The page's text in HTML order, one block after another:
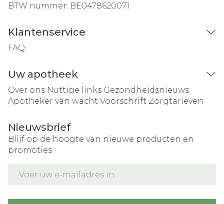
BTW nummer: BE0478620071
Klantenservice
FAQ
Uw apotheek
Over ons Nuttige links Gezondheidsnieuws
Apotheker van wacht Voorschrift Zorgtarieven
Nieuwsbrief
Blijf op de hoogte van nieuwe producten en
promoties